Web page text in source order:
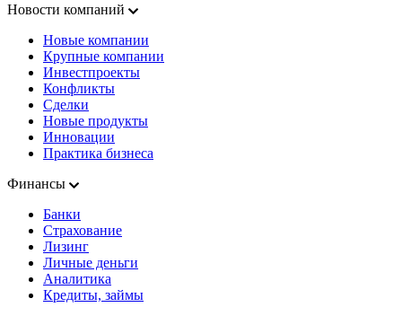
Новости компаний
Новые компании
Крупные компании
Инвестпроекты
Конфликты
Сделки
Новые продукты
Инновации
Практика бизнеса
Финансы
Банки
Страхование
Лизинг
Личные деньги
Аналитика
Кредиты, займы